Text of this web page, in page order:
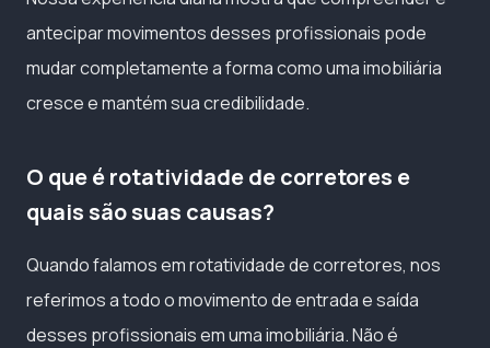
antecipar movimentos desses profissionais pode
mudar completamente a forma como uma imobiliária
cresce e mantém sua credibilidade.
O que é rotatividade de corretores e
quais são suas causas?
Quando falamos em rotatividade de corretores, nos
referimos a todo o movimento de entrada e saída
desses profissionais em uma imobiliária. Não é